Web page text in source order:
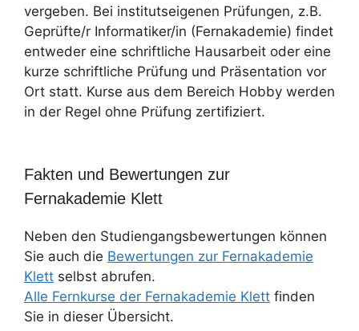
vergeben. Bei institutseigenen Prüfungen, z.B.
Geprüfte/r Informatiker/in (Fernakademie) findet
entweder eine schriftliche Hausarbeit oder eine
kurze schriftliche Prüfung und Präsentation vor
Ort statt. Kurse aus dem Bereich Hobby werden
in der Regel ohne Prüfung zertifiziert.
Fakten und Bewertungen zur
Fernakademie Klett
Neben den Studiengangsbewertungen können
Sie auch die Bewertungen zur Fernakademie
Klett selbst abrufen.
Alle Fernkurse der Fernakademie Klett finden
Sie in dieser Übersicht.